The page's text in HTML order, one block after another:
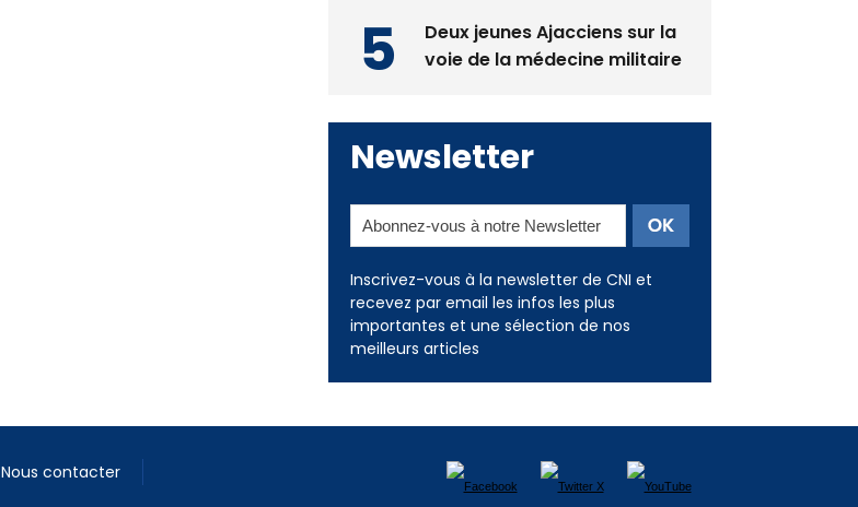
Deux jeunes Ajacciens sur la
voie de la médecine militaire
Newsletter
Inscrivez-vous à la newsletter de CNI et
recevez par email les infos les plus
importantes et une sélection de nos
meilleurs articles
Nous contacter